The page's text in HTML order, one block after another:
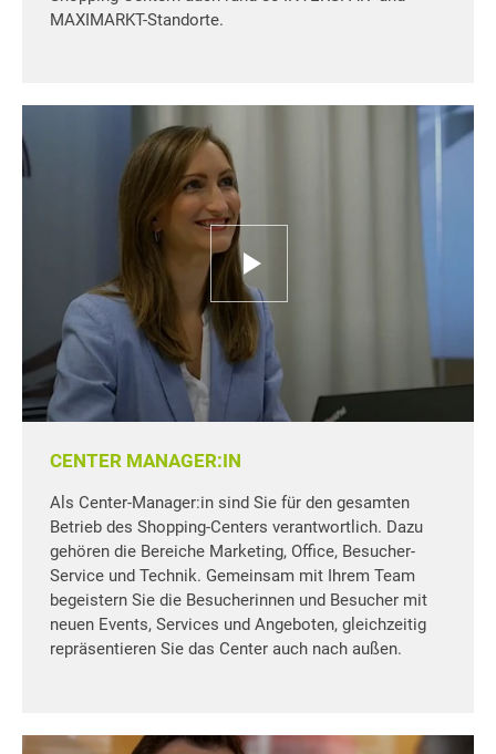
MAXIMARKT-Standorte.
CENTER MANAGER:IN
Als Center-Manager:in sind Sie für den gesamten
Betrieb des Shopping-Centers verantwortlich. Dazu
gehören die Bereiche Marketing, Office, Besucher-
Service und Technik. Gemeinsam mit Ihrem Team
begeistern Sie die Besucherinnen und Besucher mit
neuen Events, Services und Angeboten, gleichzeitig
repräsentieren Sie das Center auch nach außen.